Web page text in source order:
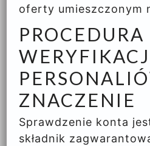
oferty umieszczonym
PROCEDURA
ZNACZENIE
Sprawdzenie konta
składnik